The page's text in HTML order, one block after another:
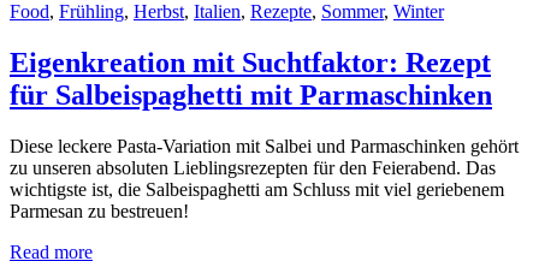
Food, Frühling, Herbst, Italien, Rezepte, Sommer, Winter
Eigenkreation mit Suchtfaktor: Rezept
für Salbeispaghetti mit Parmaschinken
Diese leckere Pasta-Variation mit Salbei und Parmaschinken gehört
zu unseren absoluten Lieblingsrezepten für den Feierabend. Das
wichtigste ist, die Salbeispaghetti am Schluss mit viel geriebenem
Parmesan zu bestreuen!
Read more